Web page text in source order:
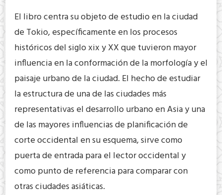
El libro centra su objeto de estudio en la ciudad
de Tokio, específicamente en los procesos
históricos del siglo xix y XX que tuvieron mayor
influencia en la conformación de la morfología y el
paisaje urbano de la ciudad. El hecho de estudiar
la estructura de una de las ciudades más
representativas el desarrollo urbano en Asia y una
de las mayores influencias de planificación de
corte occidental en su esquema, sirve como
puerta de entrada para el lector occidental y
como punto de referencia para comparar con
otras ciudades asiáticas.